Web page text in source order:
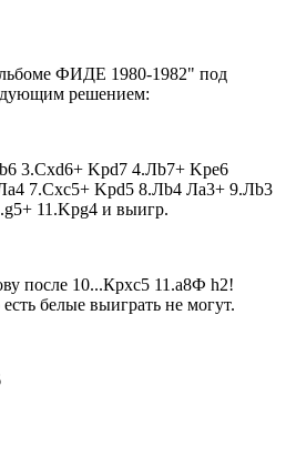
ФИДЕ 1980-1982" под
решением:
3.Сxd6+ Kрd7 4.Лb7+ Kрe6
7.Сxc5+ Kрd5 8.Лb4 Лa3+ 9.Лb3
11.Kpg4 и выигр.
после 10...Крхс5 11.а8Ф h2!
белые выиграть не могут.